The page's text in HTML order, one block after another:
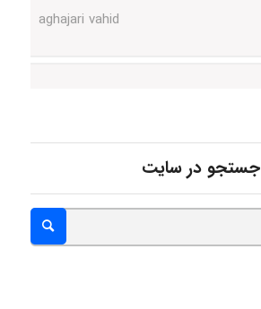
hosein abdolvand
جستجو در سایت